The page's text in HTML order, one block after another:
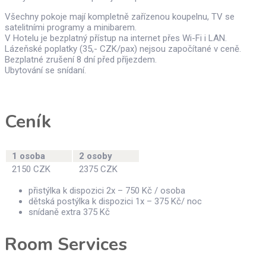
Všechny pokoje mají kompletně zařízenou koupelnu, TV se
satelitními programy a minibarem.
V Hotelu je bezplatný přístup na internet přes Wi-Fi i LAN.
Lázeňské poplatky (35,- CZK/pax) nejsou započítané v ceně.
Bezplatné zrušení 8 dní před příjezdem.
Ubytování se snídaní.
Ceník
1 osoba
2 osoby
2150 CZK
2375 CZK
přistýlka k dispozici 2x – 750 Kč / osoba
dětská postýlka k dispozici 1x – 375 Kč/ noc
snídaně extra 375 Kč
Room Services